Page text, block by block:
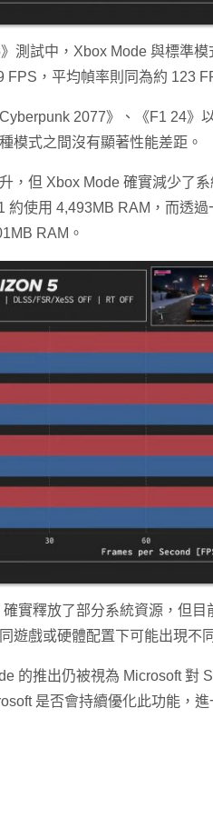
測試中，Xbox Mode 與標準
FPS，平均幀率則同為約 123
2077》、《F1 24》
模式之間沒有顯著性能差距。
，但 Xbox Mode 確實減少了
約使用 4,493MB RAM，而透
RAM。
實釋放了部分系統資源，但
遊戲或硬體配置下可能出現不
的推出仍被視為 Microsoft 對
是否會持續優化此功能，